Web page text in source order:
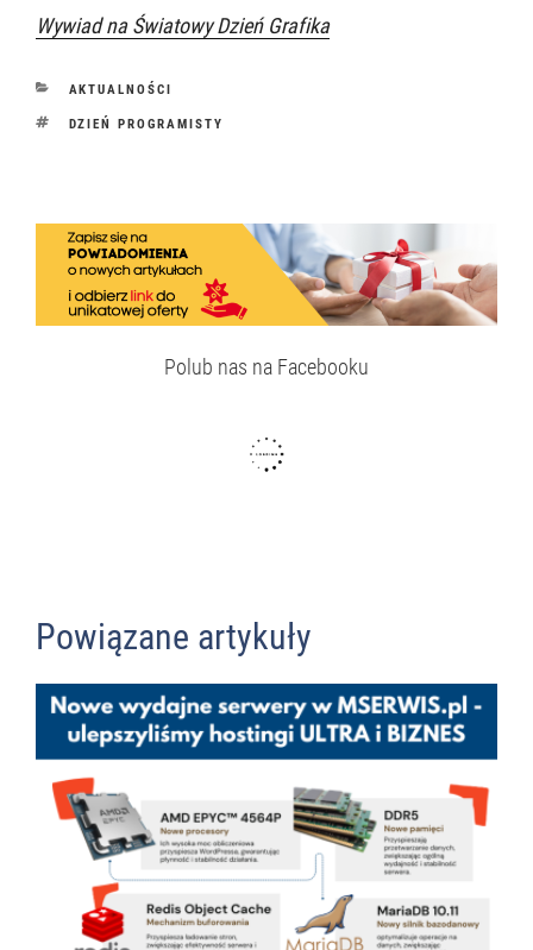
Wywiad na Światowy Dzień Grafika
KATEGORIE
AKTUALNOŚCI
TAGI
DZIEŃ PROGRAMISTY
Polub nas na Facebooku
Powiązane artykuły